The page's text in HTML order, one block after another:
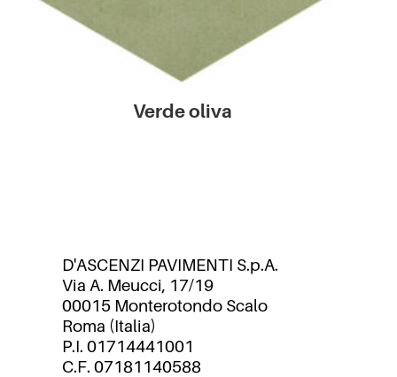
Verde oliva
D'ASCENZI PAVIMENTI S.p.A.
Via A. Meucci, 17/19
00015 Monterotondo Scalo
Roma (Italia)
P.I. 01714441001
C.F. 07181140588